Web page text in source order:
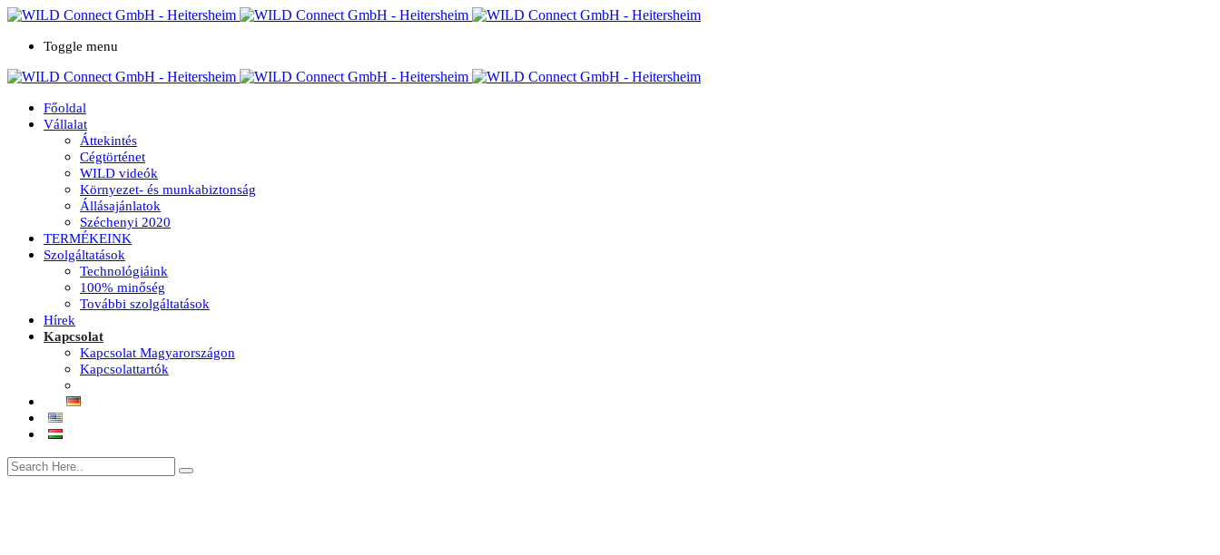
Toggle menu
Főoldal
Vállalat
Áttekintés
Cégtörténet
WILD videók
Környezet- és munkabiztonság
Állásajánlatok
Széchenyi 2020
TERMÉKEINK
Szolgáltatások
Technológiáink
100% minőség
További szolgáltatások
Hírek
Kapcsolat
Kapcsolat Magyarországon
Kapcsolattartók